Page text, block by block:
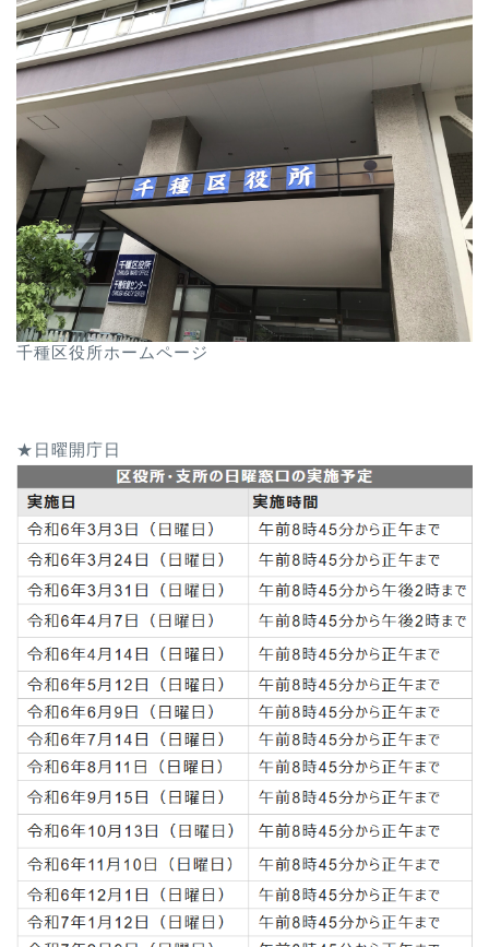
千種区役所ホームページ
★日曜開庁日